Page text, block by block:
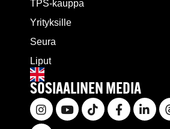
TPS-kauppa
Yrityksille
Seura
Liput
SOSIAALINEN MEDIA